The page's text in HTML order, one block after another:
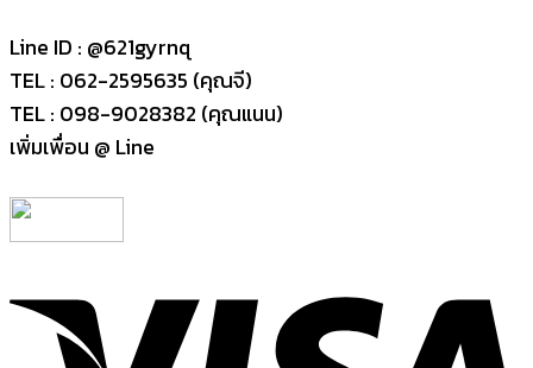
Line ID : @621gyrnq
TEL : 062-2595635 (คุณจี)
TEL : 098-9028382 (คุณแนน)
เพิ่มเพื่อน @ Line